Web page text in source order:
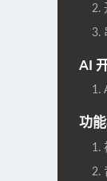
2.
3.
AI
1.
功
1.
2.